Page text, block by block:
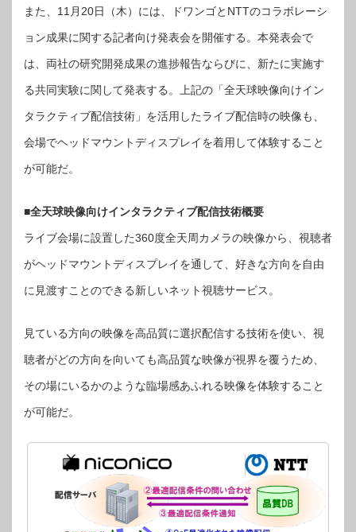
また、11月20日（木）には、ドワンゴとNTTのコラボレーシ
ョン成果に関する記者向け発表会を開催する。本発表会で
は、両社の研究開発成果の進捗報告ならびに、新たに実施す
る共同実験に関して発表する。上記の「全天球映像向けイン
タラクティブ配信技術」を活用したライブ配信時の映像も、
会場でヘッドマウントディスプレイを着用して体験すること
が可能だ。
■全天球映像向けインタラクティブ配信技術概要
ライブ会場に設置した360度全天周カメラの映像から、視聴者
がヘッドマウントディスプレイを通して、好きな方向を自由
に見渡すことのできる新しいネット視聴サービス。
見ている方向の映像を高品質に選択配信する技術を使い、視
聴者がどの方向を向いても高品質な映像が視界を覆うため、
その場にいるかのような臨場感あふれる映像を体験すること
が可能だ。